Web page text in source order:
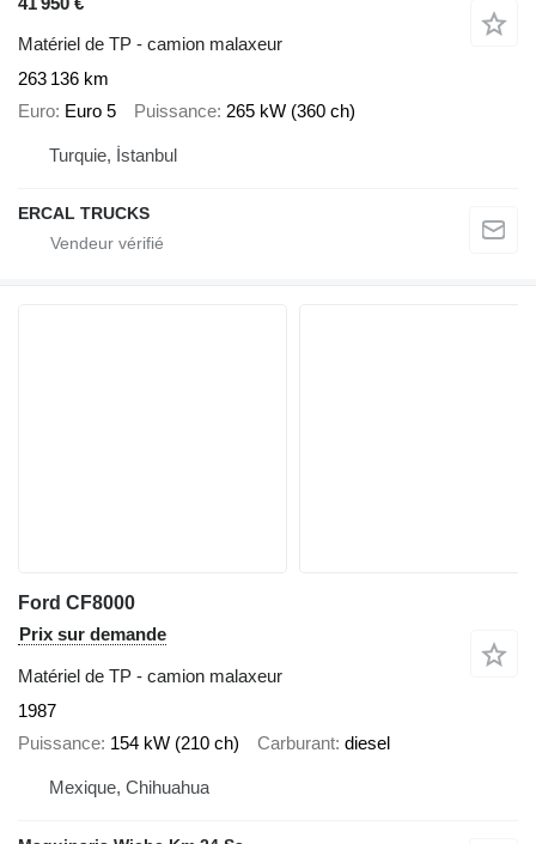
Matériel de TP - camion malaxeur
263 136 km
Euro Euro 5 Puissance 265 kW (360 ch)
Turquie, İstanbul
ERCAL TRUCKS
Ford CF8000
Prix sur demande
Matériel de TP - camion malaxeur
1987
Puissance 154 kW (210 ch) Carburant diesel
Mexique, Chihuahua